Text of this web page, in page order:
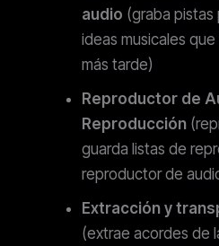
audio (graba pistas
ideas musicales
más tarde)
Reproductor de
Reproducción
guarda listas de
reproductor de
Extracción y
(extrae acordes de